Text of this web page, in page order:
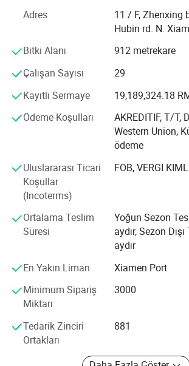
ülkeye ihracat konusunda
işletmemiz, yabancı devlet dairelerine
ürünleri tedarik etmek. Bunun dışında,
olarak yapılan hükümet tekliflerine
bazı ünlü dış mekan markalarıyla
dünyanın dört bir yanındaki
Kalitenin askeri işin hayatı olduğuna
zaman sert bir uyuma sahip bir iş
Teslimat ve Hizmet" felsefesine
gelişmiş teknoloji, güvenilir kalite ve
düşüncelerle sürekli olarak memnun
. Uluslararası uygulamalara ve eşitlik ve
ekipman ürünlerinin geliştirilmesi
dört bir yanındaki arkadaşlarımızla
ilişkileri kurmayı umuyoruz.
Adres
11 / F, Zhenxing
Hubin rd. N.
Bitki Alanı
912 metrekare
Çalışan Sayısı
29
Kayıtlı Sermaye
19,189,324.18
Ödeme Koşulları
AKREDITIF, T/T,
Western Union,
ödeme
Uluslararası Ticari
Koşullar
(Incoterms)
FOB, VERGI
Ortalama Teslim
Süresi
Yoğun Sezon
aydır, Sezon
aydır
En Yakın Liman
Xiamen Port
Minimum Sipariş
Miktarı
3000
Tedarik Zinciri
Ortakları
881